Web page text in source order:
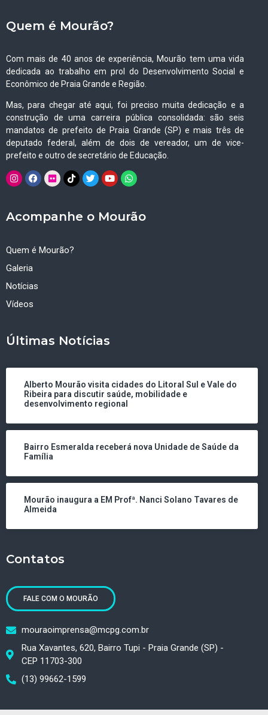
Quem é Mourão?
Com mais de 40 anos de experiência, Mourão tem uma vida
dedicada ao trabalho em prol do Desenvolvimento Social e
Econômico de Praia Grande e Região.
Mas, para chegar até aqui, foi preciso muita dedicação e a
construção de uma carreira pública consolidada: são seis
mandatos de prefeito de Praia Grande (SP) e mais três de
deputado federal, além de dois de vereador, um de vice-
prefeito e outro de secretário de Educação.
Acompanhe o Mourão
Quem é Mourão?
Galeria
Notícias
Vídeos
Últimas Notícias
Alberto Mourão visita cidades do Litoral Sul e Vale do
Ribeira para discutir saúde, mobilidade e
desenvolvimento regional
Bairro Esmeralda receberá nova Unidade de Saúde da
Família
Mourão inaugura a EM Profª. Nanci Solano Tavares de
Almeida
Contatos
FALE COM O MOURÃO
mouraoimprensa@mcpg.com.br
Rua Xavantes, 620, Bairro Tupi - Praia Grande (SP) -
CEP 11703-300
(13) 99662-1599